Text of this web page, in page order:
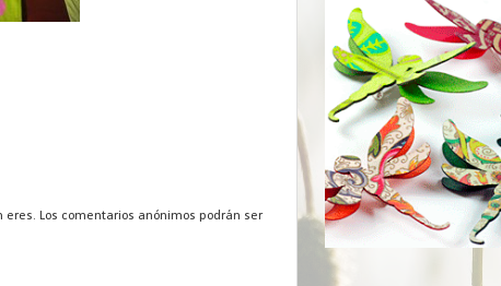
Los comentarios anónimos podrán ser